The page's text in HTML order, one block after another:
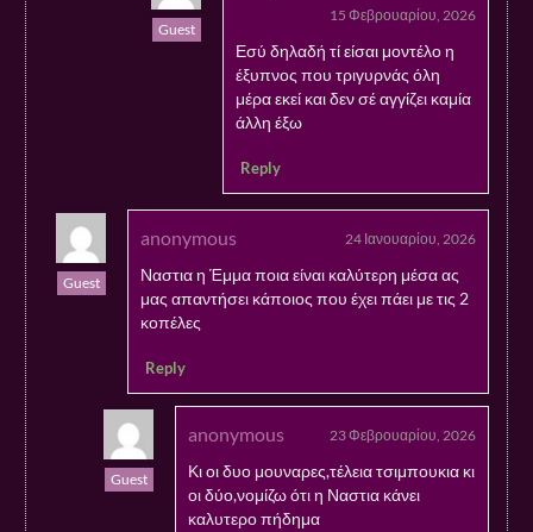
Guest
15 Φεβρουαρίου, 2026
Εσύ δηλαδή τί είσαι μοντέλο η
έξυπνος που τριγυρνάς όλη
μέρα εκεί και δεν σέ αγγίζει καμία
άλλη έξω
Reply
Guest
anonymous 24 Ιανουαρίου, 2026
Ναστια η Έμμα ποια είναι καλύτερη μέσα ας
μας απαντήσει κάποιος που έχει πάει με τις 2
κοπέλες
Reply
Guest
anonymous 23 Φεβρουαρίου, 2026
Κι οι δυο μουναρες,τέλεια τσιμπουκια κι
οι δύο,νομίζω ότι η Ναστια κάνει
καλυτερο πήδημα